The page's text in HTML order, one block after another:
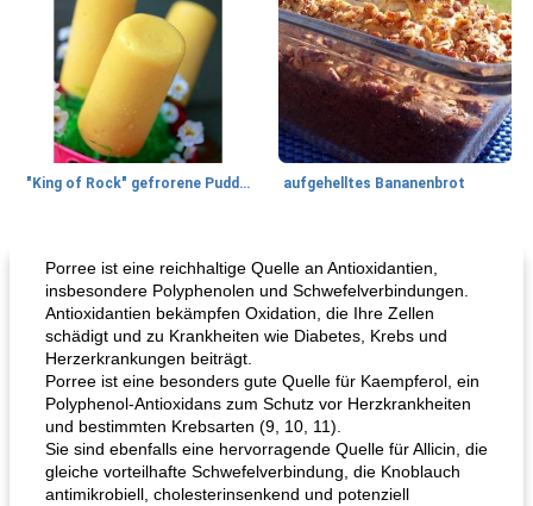
"King of Rock" gefrorene Pudding Pops aufgehelltes Bananenbrot
Hühnchen, Süßkartoffelsuppe
Porree ist eine reichhaltige Quelle an Antioxidantien,
insbesondere Polyphenolen und Schwefelverbindungen.
Antioxidantien bekämpfen Oxidation, die Ihre Zellen
schädigt und zu Krankheiten wie Diabetes, Krebs und
Herzerkrankungen beiträgt.
Porree ist eine besonders gute Quelle für Kaempferol, ein
Polyphenol-Antioxidans zum Schutz vor Herzkrankheiten
und bestimmten Krebsarten (9, 10, 11).
Sie sind ebenfalls eine hervorragende Quelle für Allicin, die
gleiche vorteilhafte Schwefelverbindung, die Knoblauch
antimikrobiell, cholesterinsenkend und potenziell